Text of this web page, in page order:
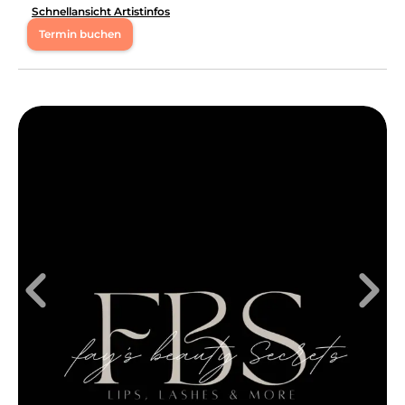
Schnellansicht Artistinfos
Termin buchen
Mo 09:00 - 20:00
Di
Sa 08:00 - 20:00
Hallo ich heiße Anna Siemann , Ich spezialisiere mich
auf kosmetische Behandlungen wie Permanent Make
Up , AQUAFACIAL , BbGlow, Microneedling ,
Wimpernlifting , Augenbrauenlifting ,G5 Body Massage,